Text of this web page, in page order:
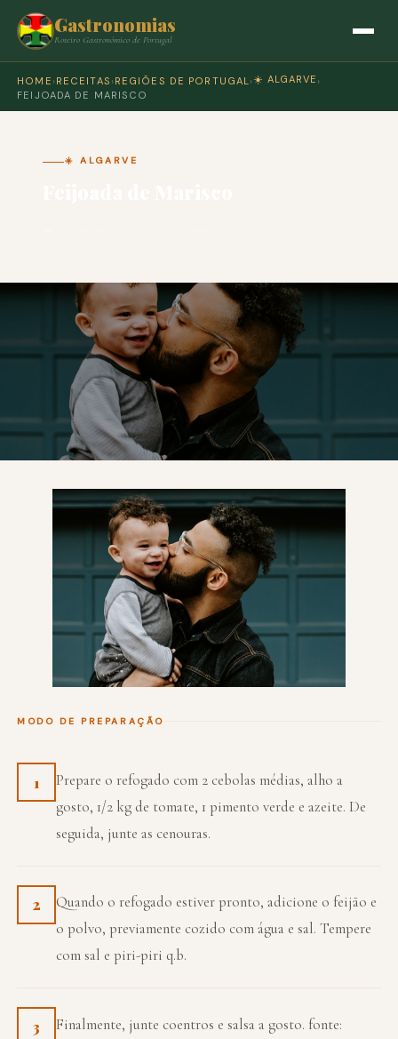
Gastronomias
Roteiro Gastronómico de Portugal
HOME › RECEITAS › REGIÕES DE PORTUGAL › ☀️ ALGARVE ›
FEIJOADA DE MARISCO
☀️ ALGARVE
MODO DE PREPARAÇÃO
1
Prepare o refogado com 2 cebolas médias, alho a
gosto, 1/2 kg de tomate, 1 pimento verde e azeite. De
seguida, junte as cenouras.
2
Quando o refogado estiver pronto, adicione o feijão e
o polvo, previamente cozido com água e sal. Tempere
com sal e piri-piri q.b.
3
Finalmente, junte coentros e salsa a gosto. fonte: